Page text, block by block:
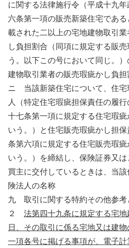
に関する法律施行令（平成十九
六条第一項の販売新築住宅であ
載された二以上の宅地建物取引
し負担割合（同項に規定する販
う。以下この号において同じ。
建物取引業者の販売瑕疵かし負担
ニ 当該新築住宅について、住宅
人（特定住宅瑕疵担保責任の履
十七条第一項に規定する住宅瑕
いう。）と住宅販売瑕疵かし担
条第六項に規定する住宅販売瑕
いう。）を締結し、保険証券又
買主に交付しているときは、当
険法人の名称
九 取引に関する特約その他参考
２ 法第四十九条に規定する宅
日、その取引に係る宅地又は建
一項各号に掲げる事項が、電子